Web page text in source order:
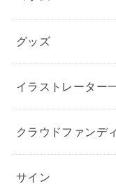
グッズ
イラストレーター
クラウドファンデ
サイン